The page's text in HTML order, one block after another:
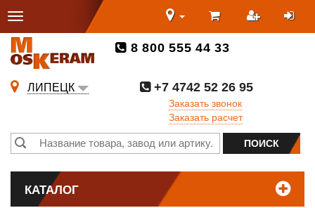
8 800 555 44 33
ЛИПЕЦК
+7 4742 52 26 95
Заказать звонок
Заказать расчет
КАТАЛОГ